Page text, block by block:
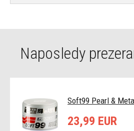
Naposledy
Soft99 Pearl &
23,99 EUR